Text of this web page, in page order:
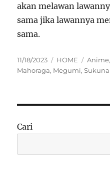
akan melawan
sama jika lawannya
sama.
Posted
on
11/18/2023 Categories
HOME Tags
Anime
Mahoraga, Megumi,Sukuna
Cari